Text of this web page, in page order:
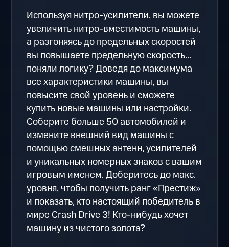
Используя нитро-усилители, вы можете
увеличить нитро-вместимость машины,
а разгоняясь до предельных скоростей
вы повышаете предельную скорость...
поняли логику? Доведя до максимума
все характеристики машины, вы
повысите свой уровень и сможете
купить новые машины или настройки.
Соберите больше 50 автомобилей и
измените внешний вид машины с
помощью смешных антенн, усилителей
и уникальных номерных знаков с вашим
игровым именем. Доберитесь до макс.
уровня, чтобы получить ранг «Престиж»
и показать, кто настоящий победитель в
мире Crash Drive 3! Кто-нибудь хочет
машину из чистого золота?